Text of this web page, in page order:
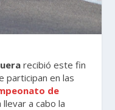
recibió este fin
participan en las
de
llevar a cabo la